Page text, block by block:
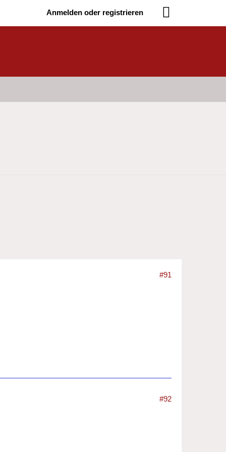
Anmelden oder registrieren
#91
#92